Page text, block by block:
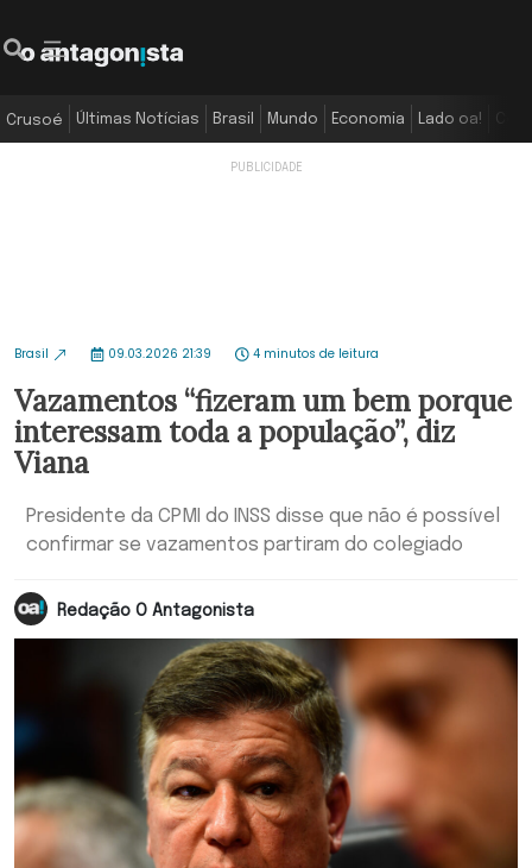
Crusoé Últimas Notícias Brasil Mundo Economia Lado oa!
Brasil 09.03.2026 21:39 4 minutos de leitura
Vazamentos “fizeram um bem porque
interessam toda a população”, diz
Viana
Presidente da CPMI do INSS disse que não é possível
confirmar se vazamentos partiram do colegiado
Redação O Antagonista